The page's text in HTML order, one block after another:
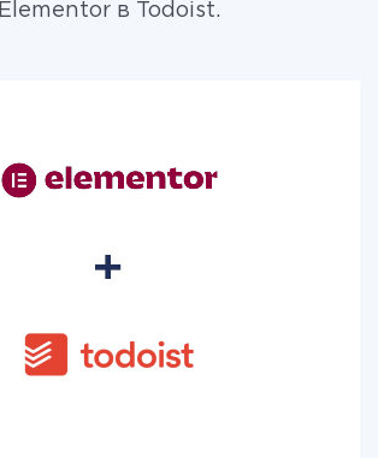
Elementor в Todoist.